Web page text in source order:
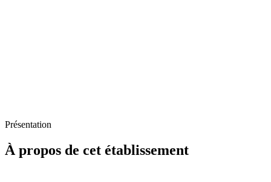
Présentation
À propos de cet établissement